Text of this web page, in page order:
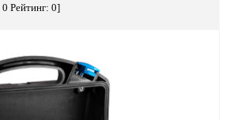
0 Рейтинг: 0]